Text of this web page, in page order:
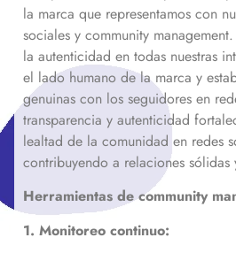
la marca que representamos con
sociales y community
la autenticidad en todas nuestras
el lado humano de la marca y
genuinas con los seguidores en
transparencia y autenticidad
lealtad de la comunidad en redes
contribuyendo a relaciones sólidas
Herramientas de community
1. Monitoreo continuo: